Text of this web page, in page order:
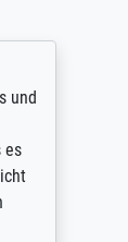
und
es